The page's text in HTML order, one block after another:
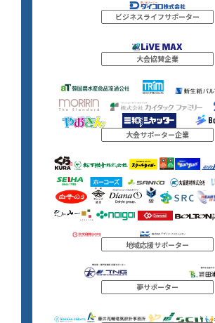
ビジネスライフサポーター
大会協賛企業
大会サポーター企業
地域応援サポーター
夢サポーター